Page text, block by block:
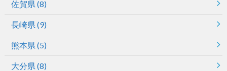
佐賀県 (8)
長崎県 (9)
熊本県 (5)
大分県 (8)